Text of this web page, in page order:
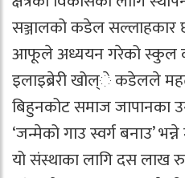
सञ्जालको कडेल सल्लाहकार
आफूले अध्ययन गरेको स्कुल
इलाइब्रेरी खोल्े कडेलले
बिहुनकोट समाज जापानका
‘जन्मेको गाउ स्वर्ग बनाउ’
यो संस्थाका लागि दस लाख